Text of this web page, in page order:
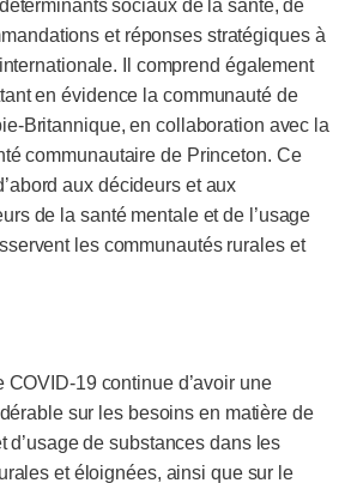
sociaux de la santé, de
et réponses stratégiques à
Il comprend également
en évidence la communauté de
Britannique, en collaboration avec la
communautaire de Princeton. Ce
aux décideurs et aux
de la santé mentale et de l’usage
les communautés rurales et
COVID-19 continue d’avoir une
sur les besoins en matière de
d’usage de substances dans les
et éloignées, ainsi que sur le